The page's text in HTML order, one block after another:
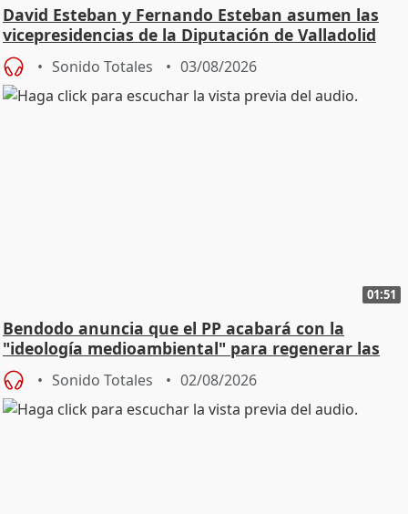
David Esteban y Fernando Esteban asumen las
vicepresidencias de la Diputación de Valladolid
Sonido Totales 03/08/2026
01:51
Bendodo anuncia que el PP acabará con la
"ideología medioambiental" para regenerar las
playas
Sonido Totales 02/08/2026